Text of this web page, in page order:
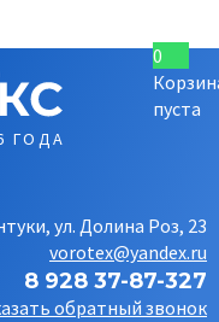
ГОДА
ул. Долина Роз, 23
vorotex@yandex.ru
8 928 37-87-327
обратный звонок
0
пуста